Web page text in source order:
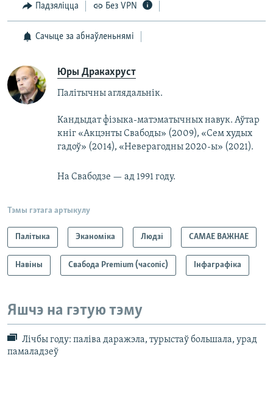
Падзяліцца Без VPN
Сачыце за абнаўленьнямі
Юры Дракахруст
Палітычны аглядальнік.
Кандыдат фізыка-матэматычных навук. Аўтар
кніг «Акцэнты Свабоды» (2009), «Сем худых
гадоў» (2014), «Неверагодны 2020-ы» (2021).
На Свабодзе — ад 1991 году.
Тэмы гэтага артыкулу
Палітыка Эканоміка Людзі САМАЕ ВАЖНАЕ
Навіны Свабода Premium (часопіс) Інфаграфіка
Яшчэ на гэтую тэму
Лічбы году: паліва даражэла, турыстаў большала, урад
памаладзеў